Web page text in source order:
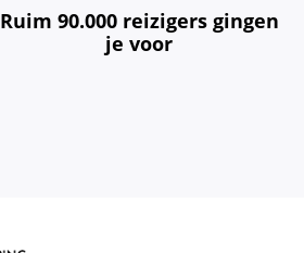
Ruim 90.000 reizigers gingen
je voor